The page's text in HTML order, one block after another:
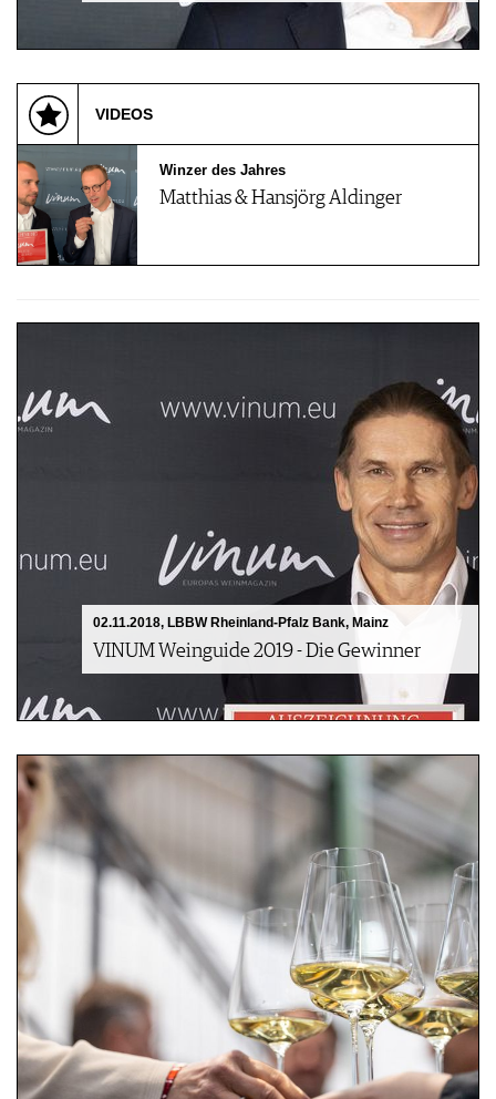
VIDEOS
Winzer des Jahres
Matthias & Hansjörg Aldinger
02.11.2018, LBBW Rheinland-Pfalz Bank, Mainz
VINUM Weinguide 2019 - Die Gewinner
05.11.2024 - Prämierungsfeier
Weinguide Deutschland 2025 -
Prämierungsfeier